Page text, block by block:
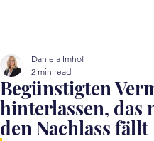
Begünstigten
hinterlassen, das
den Nachlass fällt
Daniela Imhof
2 min read